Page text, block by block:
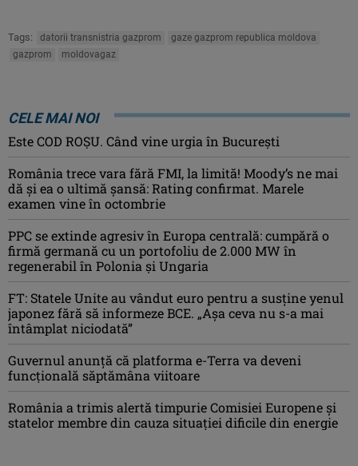
Tags: datorii transnistria gazprom
gaze gazprom republica moldova
gazprom
moldovagaz
CELE MAI NOI
Este COD ROŞU. Când vine urgia în Bucureşti
România trece vara fără FMI, la limită! Moody’s ne mai
dă și ea o ultimă șansă: Rating confirmat. Marele
examen vine în octombrie
PPC se extinde agresiv în Europa centrală: cumpără o
firmă germană cu un portofoliu de 2.000 MW în
regenerabil în Polonia și Ungaria
FT: Statele Unite au vândut euro pentru a susține yenul
japonez fără să informeze BCE. „Așa ceva nu s-a mai
întâmplat niciodată”
Guvernul anunță că platforma e-Terra va deveni
funcţională săptămâna viitoare
România a trimis alertă timpurie Comisiei Europene și
statelor membre din cauza situației dificile din energie